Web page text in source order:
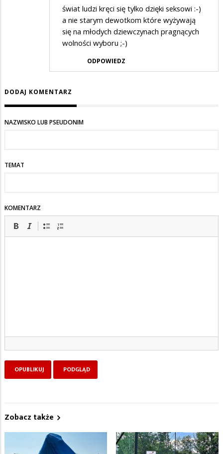
świat ludzi kręci się tylko dzięki seksowi :-)
a nie starym dewotkom które wyżywają
się na młodych dziewczynach pragnących
wolności wyboru ;-)
ODPOWIEDZ
DODAJ KOMENTARZ
NAZWISKO LUB PSEUDONIM
TEMAT
KOMENTARZ
Zobacz także